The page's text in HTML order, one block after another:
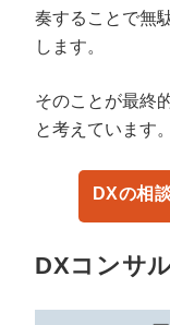
奏することで無
します。
そのことが最終
と考えています。
DXの相
DXコンサ